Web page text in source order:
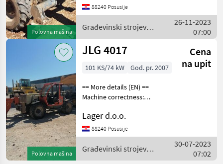
Polovna mašina
height/length: 13 m
hydraulic quick coupler
stabilisers 4 wheel steer
88240 Posusije
Građevinski strojevi /
JLG
26-11-2023
07:00
Polovna mašina
JLG 4017
Cena
na upit
101 KS/74 kW God. pr. 2007
== More details (EN) ==
Machine correctness:
Pneumatic Crane
height/length: 17 m
hydraulic quick coupler
stabilisers 4 wheel steer
Lager d.o.o.
88240 Posusije
Građevinski strojevi /
JLG
30-07-2023
07:02